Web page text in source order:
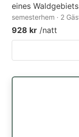
eines
semesterhem · 2
928 kr /natt